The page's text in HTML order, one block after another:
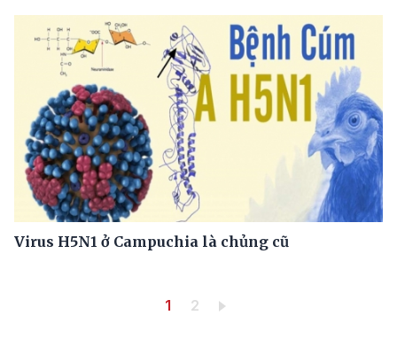
Virus H5N1 ở Campuchia là chủng cũ
Trang hiện thời
1 Trang
2